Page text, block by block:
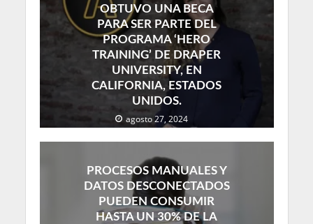
OBTUVO UNA BECA
PARA SER PARTE DEL
PROGRAMA ‘HERO
TRAINING’ DE DRAPER
UNIVERSITY, EN
CALIFORNIA, ESTADOS
UNIDOS.
agosto 27, 2024
PROCESOS MANUALES Y
DATOS DESCONECTADOS
PUEDEN CONSUMIR
HASTA UN 30% DE LA